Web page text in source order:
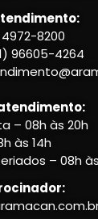
8200
96605-4264
– 08h às 20h
às 14h
– 08h às